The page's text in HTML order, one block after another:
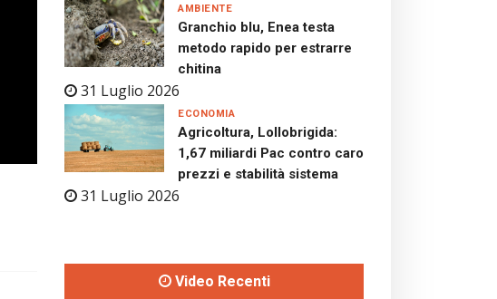
Granchio blu, Enea testa
metodo rapido per estrarre
chitina
31 Luglio 2026
AMBIENTE
Agricoltura, Lollobrigida:
1,67 miliardi Pac contro caro
prezzi e stabilità sistema
31 Luglio 2026
ECONOMIA
Video Recenti